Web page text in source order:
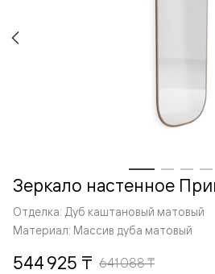
Зеркало настенное
Отделка: Дуб каштановый матовый
Материал: Массив дуба матовый
544 925 ₸ 641 088 ₸